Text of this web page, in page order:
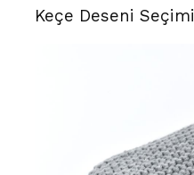
Keçe Deseni Seçimi